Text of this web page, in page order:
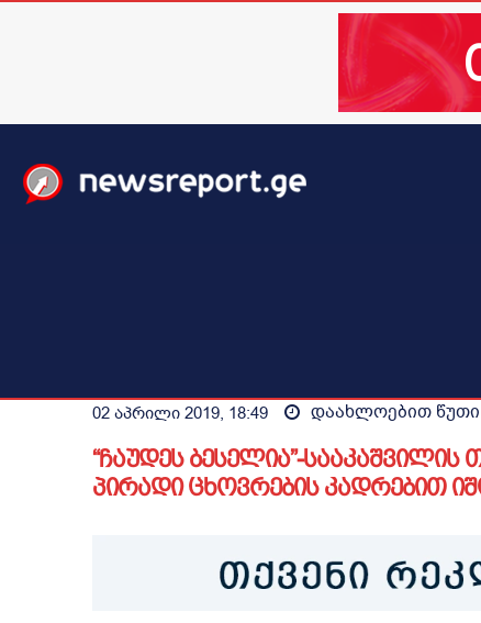
02 აპრილი 2019, 18:49 დაახლოებით წუთი
“ჩაუდეს ბესელია”-
პირადი ცხოვრების კადრებით